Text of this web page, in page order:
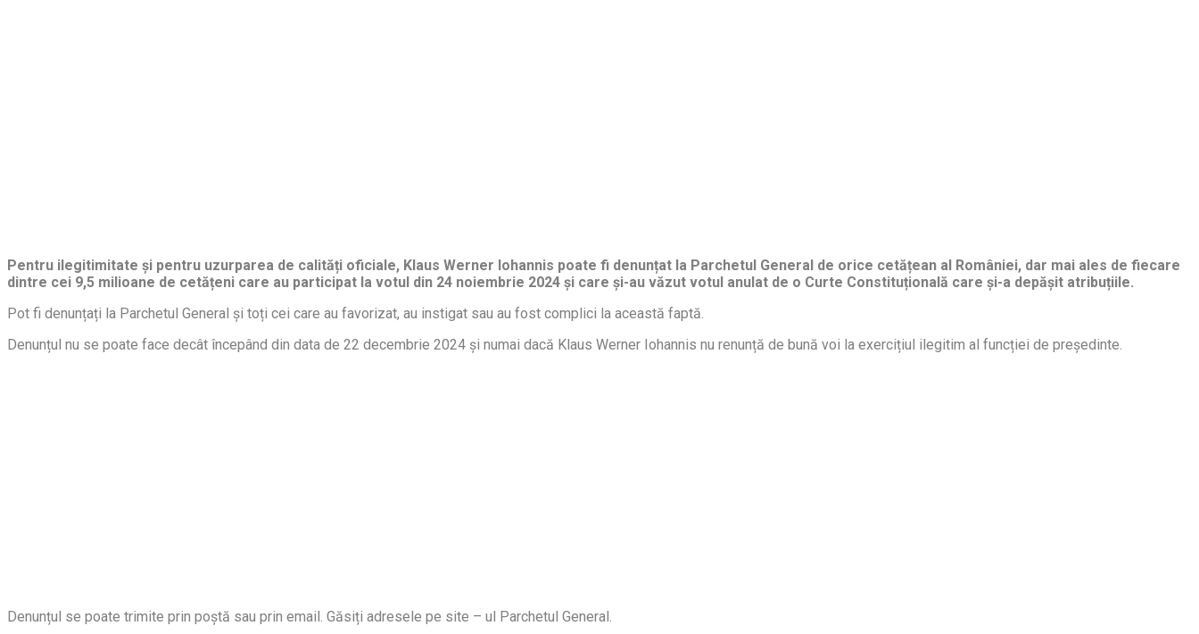
Pentru ilegitimitate și pentru uzurparea de calități oficiale, Klaus Werner Iohannis poate fi denunțat la Parchetul General de orice cetățean al României, dar mai ales de fiecare
dintre cei 9,5 milioane de cetățeni care au participat la votul din 24 noiembrie 2024 și care și-au văzut votul anulat de o Curte Constituțională care și-a depășit atribuțiile.
Pot fi denunțați la Parchetul General și toți cei care au favorizat, au instigat sau au fost complici la această faptă.
Denunțul nu se poate face decât începând din data de 22 decembrie 2024 și numai dacă Klaus Werner Iohannis nu renunță de bună voi la exercițiul ilegitim al funcției de președinte.
Denunțul se poate trimite prin poștă sau prin email. Găsiți adresele pe site – ul Parchetul General.